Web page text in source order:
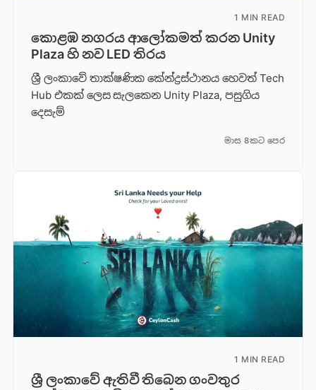
1 MIN READ
කොළඹ නගරය ආලෝකමත් කරන Unity
Plaza හි නව LED තිරය
ශ්‍රී ලංකාවේ තාක්ෂණික කේන්ද්‍රස්ථානය හෙවත් Tech
Hub එකක් ලෙස සැලකෙන Unity Plaza, පසුගිය
දෙසැම්
මාස 8කට පෙර
1 MIN READ
ශ්‍රී ලංකාවේ ඇතිවී තිබෙන ගංවතුර